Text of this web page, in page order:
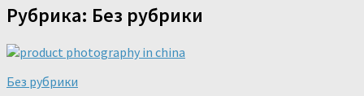
Рубрика: Без рубрики
Без рубрики